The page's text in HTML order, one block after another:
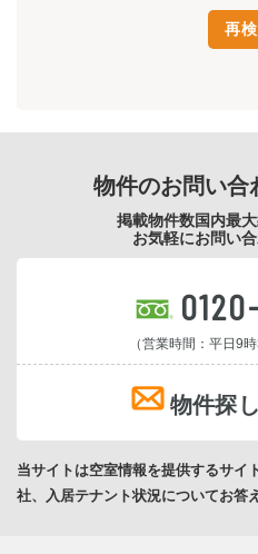
物件のお問い合
掲載物件数国内最
お気軽にお問い合
（営業時間：平日9
物件探
当サイトは空室情報を提供するサイ
社、入居テナント状況についてお答